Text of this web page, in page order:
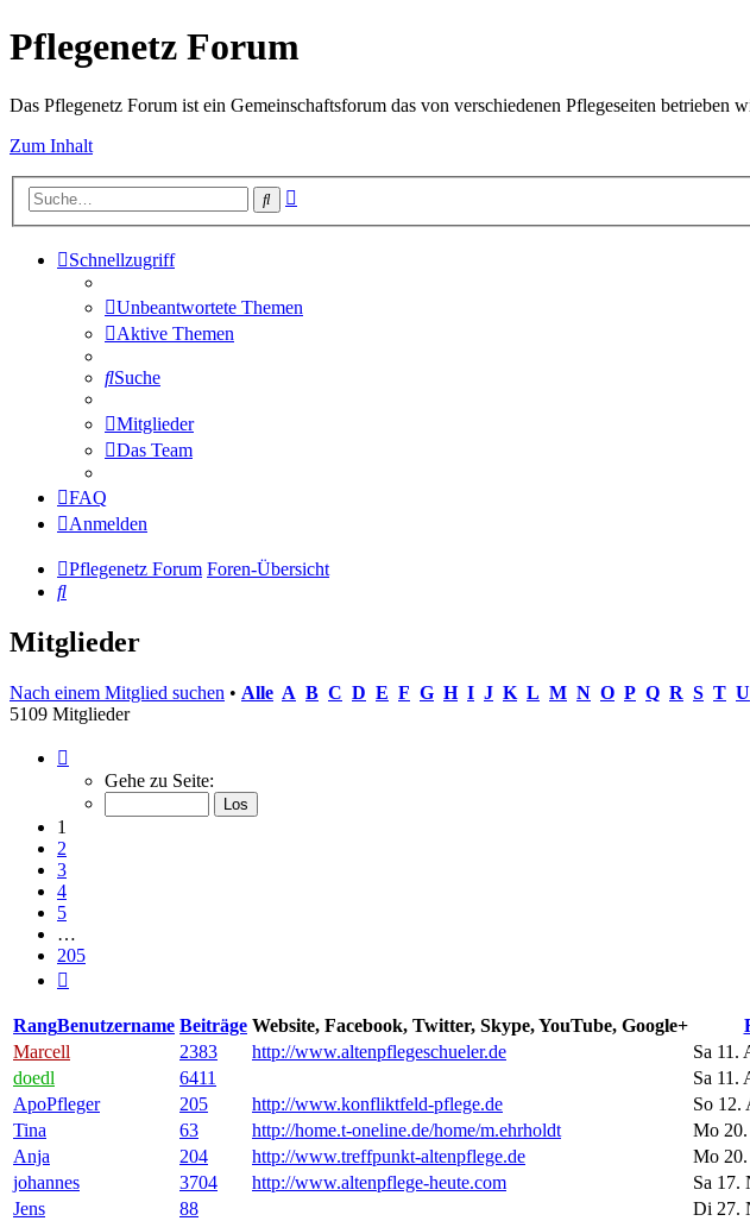
Pflegenetz Forum
Das Pflegenetz Forum ist ein Gemeinschaftsforum das von verschiedenen Pflegeseiten betrieben
Zum Inhalt
Suche
Schnellzugriff
Unbeantwortete Themen
Aktive Themen
Suche
Mitglieder
Das Team
FAQ
Anmelden
Pflegenetz Forum Foren-Übersicht
Suche
Mitglieder
Nach einem Mitglied suchen • Alle A B C D E F G H I J K L M N O P Q R S T U
5109 Mitglieder
von
Gehe zu Seite:
1
2
3
4
5
…
205
RangBenutzername Beiträge Website, Facebook, Twitter, Skype, YouTube, Google+
Marcell
2383 http://www.altenpflegeschueler.de
Sa 11.
doedl
6411
Sa 11.
ApoPfleger
205 http://www.konfliktfeld-pflege.de
So 12.
Tina
63 http://home.t-oneline.de/home/m.ehrholdt
Mo 20.
Anja
204 http://www.treffpunkt-altenpflege.de
Mo
johannes
3704 http://www.altenpflege-heute.com
Sa 17.
Jens
88
Di 27.